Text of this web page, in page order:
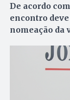
De acordo
encontro
nomeação da